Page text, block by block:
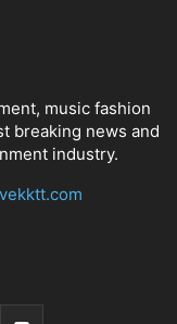
music fashion
breaking news and
industry.